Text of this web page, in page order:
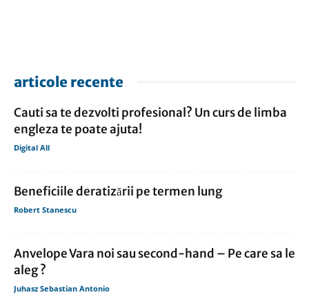
articole recente
Cauti sa te dezvolti profesional? Un curs de limba
engleza te poate ajuta!
Digital All
Beneficiile deratizării pe termen lung
Robert Stanescu
Anvelope Vara noi sau second-hand – Pe care sa le
aleg ?
Juhasz Sebastian Antonio